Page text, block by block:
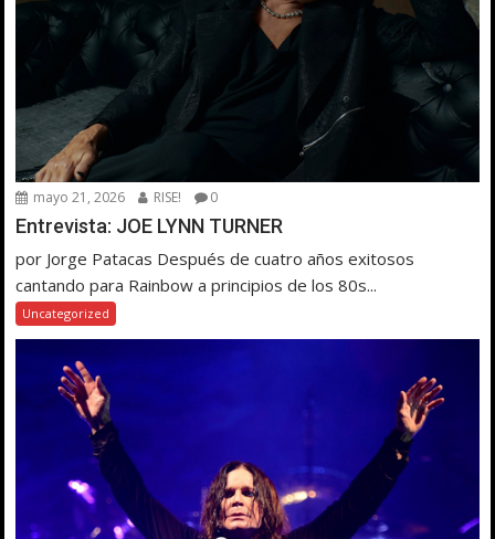
mayo 21, 2026 RISE! 0
Entrevista: JOE LYNN TURNER
por Jorge Patacas Después de cuatro años exitosos
cantando para Rainbow a principios de los 80s...
Uncategorized